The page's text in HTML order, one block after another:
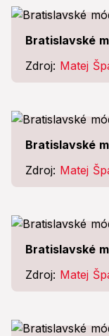
Bratislavské
Zdroj: Matej
Bratislavské
Zdroj: Matej
Bratislavské
Zdroj: Matej